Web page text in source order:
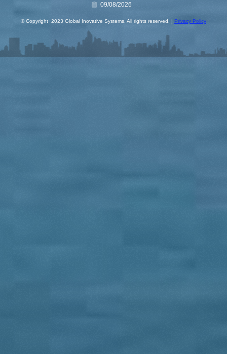
09/08/2026
© Copyright 2023 Global Inovative Systems. All rights reserved. | Privacy Policy